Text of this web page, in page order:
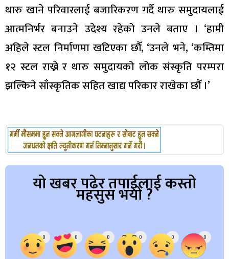
थारु खाने परिवारलाई बजारिकरण गर्दै थारु समुदायलाई
आत्मनिर्भर बनाउने उदेश्य रहेको उनले बताए । ‘हामी
अहिले स्टल निर्माणमा खटिएका छौँ, ‘उनले भने, ‘कम्तिमा
१२ स्टल राख्ने र थारु समुदायको लोक संस्कृति परम्परा
झल्किने साँस्कृतिक सहित खाद्य परिकार राखेका छौँ ।’
यो खबर पढेर तपाईलाई कस्तो
महसुस भयो ?
0 0 0 0 0 0